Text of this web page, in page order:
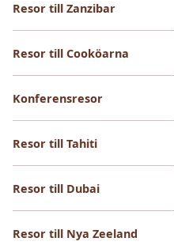
Resor till Zanzibar
Resor till Cooköarna
Konferensresor
Resor till Tahiti
Resor till Dubai
Resor till Nya Zeeland